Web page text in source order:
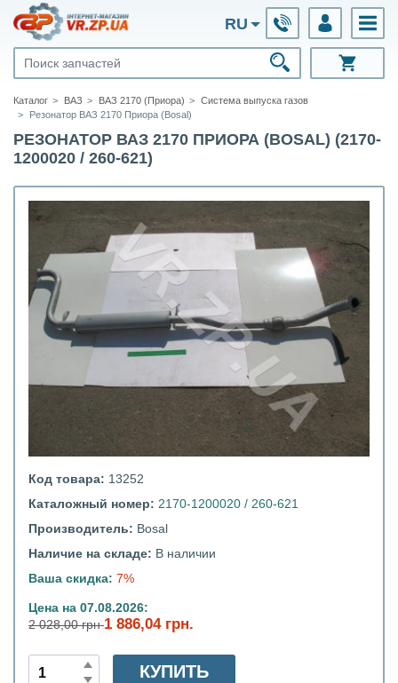
RU
Каталог ВАЗ ВАЗ 2170 (Приора)
Система выпуска газов
Резонатор ВАЗ 2170 Приора (Bosal)
РЕЗОНАТОР ВАЗ 2170 ПРИОРА (BOSAL) (2170-
1200020 / 260-621)
Код товара: 13252
Каталожный номер: 2170-1200020 / 260-621
Производитель: Bosal
Наличие на складе: В наличии
Ваша скидка: 7%
Цена на 07.08.2026:
2 028,00 грн1 886,04 грн.
КУПИТЬ